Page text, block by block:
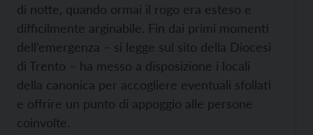
di notte, quando ormai il rogo era esteso e
difficilmente arginabile. Fin dai primi momenti
dell’emergenza – si legge sul sito della Diocesi
di Trento – ha messo a disposizione i locali
della canonica per accogliere eventuali sfollati
e offrire un punto di appoggio alle persone
coinvolte.